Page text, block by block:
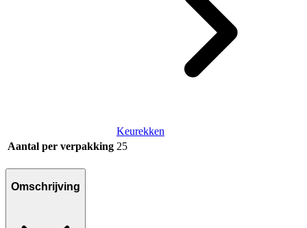
Keurekken
Aantal per verpakking 25
Omschrijving